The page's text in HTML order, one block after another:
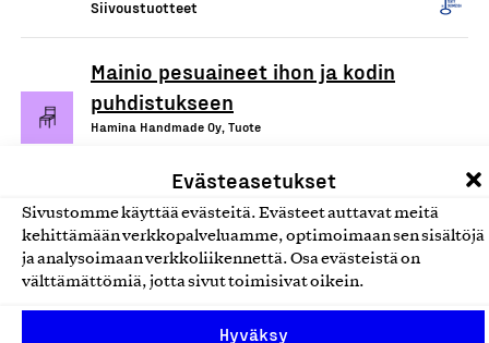
Evästeasetukset
Sivustomme käyttää evästeitä. Evästeet auttavat meitä
kehittämään verkkopalveluamme, optimoimaan sen sisältöjä
ja analysoimaan verkkoliikennettä. Osa evästeistä on
välttämättömiä, jotta sivut toimisivat oikein.
Hyväksy
Siivoustuotteet
Mainio pesuaineet ihon ja kodin
puhdistukseen
Hamina Handmade Oy, Tuote
Ecotex/Devteks kuituliinat
Tekslund Oy, Tuote
Siivoustuotteet